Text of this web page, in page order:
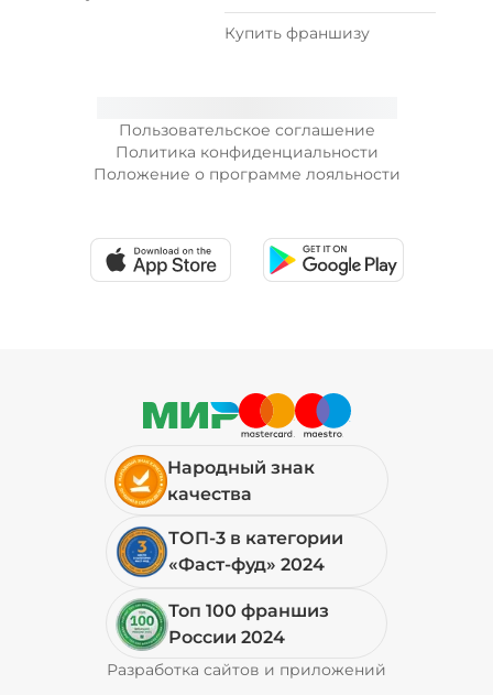
Пользовательское соглашение
Политика конфиденциальности
Положение о программе лояльности
Купить франшизу
Народный знак
качества
ТОП-3 в категории
«Фаст-фуд» 2024
Топ 100 франшиз
России 2024
Разработка сайтов и приложений
Pyrobyte